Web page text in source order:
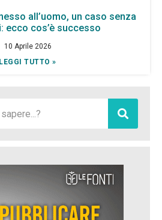
all’uomo, un caso senza
ecco cos’è successo
10 Aprile 2026
LEGGI TUTTO »